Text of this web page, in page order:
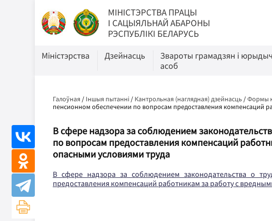
МIНIСТЭРСТВА ПРАЦЫ
I САЦЫЯЛЬНАЙ АБАРОНЫ
РЭСПУБЛІКІ БЕЛАРУСЬ
Міністэрства Дзейнасць
Звароты грамадзян і
асоб
Галоўная / Іншыя пытанні / Кантрольная (наглядная) дзейнасць /Формы
пенсионном обеспечении по вопросам предоставления компенсаций
В сфере надзора за соблюдением
по вопросам предоставления компенсаций
опасными условиями труда
В сфере надзора за соблюдением законодательства о
предоставления компенсаций работникам за работу с